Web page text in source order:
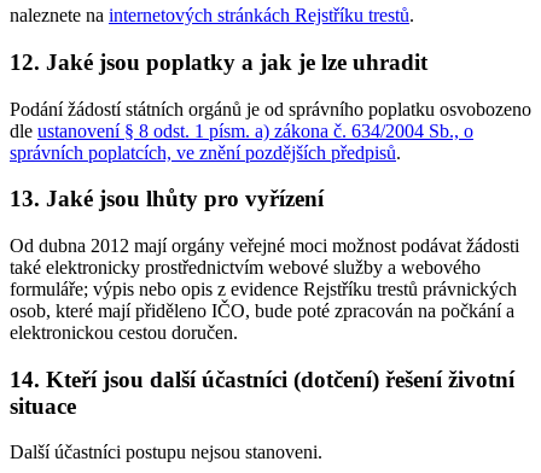
naleznete na internetových stránkách Rejstříku trestů.
12. Jaké jsou poplatky a jak je lze uhradit
Podání žádostí státních orgánů je od správního poplatku osvobozeno
dle ustanovení § 8 odst. 1 písm. a) zákona č. 634/2004 Sb., o
správních poplatcích, ve znění pozdějších předpisů.
13. Jaké jsou lhůty pro vyřízení
Od dubna 2012 mají orgány veřejné moci možnost podávat žádosti
také elektronicky prostřednictvím webové služby a webového
formuláře; výpis nebo opis z evidence Rejstříku trestů právnických
osob, které mají přiděleno IČO, bude poté zpracován na počkání a
elektronickou cestou doručen.
14. Kteří jsou další účastníci (dotčení) řešení životní
situace
Další účastníci postupu nejsou stanoveni.